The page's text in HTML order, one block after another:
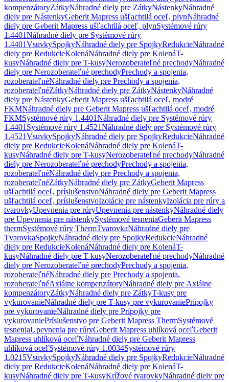
kompenzátoryZátkyNáhradné diely pre ZátkyNástenkyNáhradné
diely pre NástenkyGeberit Mapress ušľachtilá oceľ, plynNáhradné
diely pre Geberit Mapress ušľachtilá oceľ, plynSystémové rúry
1.4401Náhradné diely pre Systémové rúry
1.4401VsuvkySpojkyNáhradné diely pre SpojkyRedukcieNáhradné
diely pre RedukcieKolenáNáhradné diely pre KolenáT-
kusyNáhradné diely pre T-kusyNerozoberateľné prechodyNáhradné
diely pre Nerozoberateľné prechodyPrechody a spojenia,
rozoberateľnéNáhradné diely pre Prechody a spojenia,
rozoberateľnéZátkyNáhradné diely pre ZátkyNástenkyNáhradné
diely pre NástenkyGeberit Mapress ušľachtilá oceľ, modré
FKMNáhradné diely pre Geberit Mapress ušľachtilá oceľ, modré
FKMSystémové rúry 1.4401Náhradné diely pre Systémové rúry
1.4401 Systémové rúry 1.4521Náhradné diely pre Systémové rúry
1.4521VsuvkySpojkyNáhradné diely pre SpojkyRedukcieNáhradné
diely pre RedukcieKolenáNáhradné diely pre KolenáT-
kusyNáhradné diely pre T-kusyNerozoberateľné prechodyNáhradné
diely pre Nerozoberateľné prechodyPrechody a spojenia,
rozoberateľnéNáhradné diely pre Prechody a spojenia,
rozoberateľnéZátkyNáhradné diely pre ZátkyGeberit Mapress
ušľachtilá oceľ, príslušenstvoNáhradné diely pre Geberit Mapress
ušľachtilá oceľ, príslušenstvoIzolácie pre nástenkyIzolácia pre rúry a
tvarovkyUpevnenia pre rúryUpevnenia pre nástenkyNáhradné diely
pre Upevnenia pre nástenkySystémové tesneniaGeberit Mapress
thermSystémové rúry ThermTvarovkaNáhradné diely pre
TvarovkaSpojkyNáhradné diely pre SpojkyRedukcieNáhradné
diely pre RedukcieKolenáNáhradné diely pre KolenáT-
kusyNáhradné diely pre T-kusyNerozoberateľné prechodyNáhradné
diely pre Nerozoberateľné prechodyPrechody a spojenia,
rozoberateľnéNáhradné diely pre Prechody a spojenia,
rozoberateľnéAxiálne kompenzátoryNáhradné diely pre Axiálne
kompenzátoryZátkyNáhradné diely pre ZátkyT-kusy pre
vykurovanieNáhradné diely pre T-kusy pre vykurovaniePrípojky
pre vykurovanieNáhradné diely pre Prípojky pre
vykurovaniePríslušenstvo pre Geberit Mapress ThermSystémové
tesneniaUpevnenia pre rúryGeberit Mapress uhlíková oceľGeberit
Mapress uhlíková oceľNáhradné diely pre Geberit Mapress
uhlíková oceľSystémové rúry 1.0034Systémové rúry
1.0215VsuvkySpojkyNáhradné diely pre SpojkyRedukcieNáhradné
diely pre RedukcieKolenáNáhradné diely pre KolenáT-
kusyNáhradné diely pre T-kusyKrížové tvarovkyNáhradné diely pre